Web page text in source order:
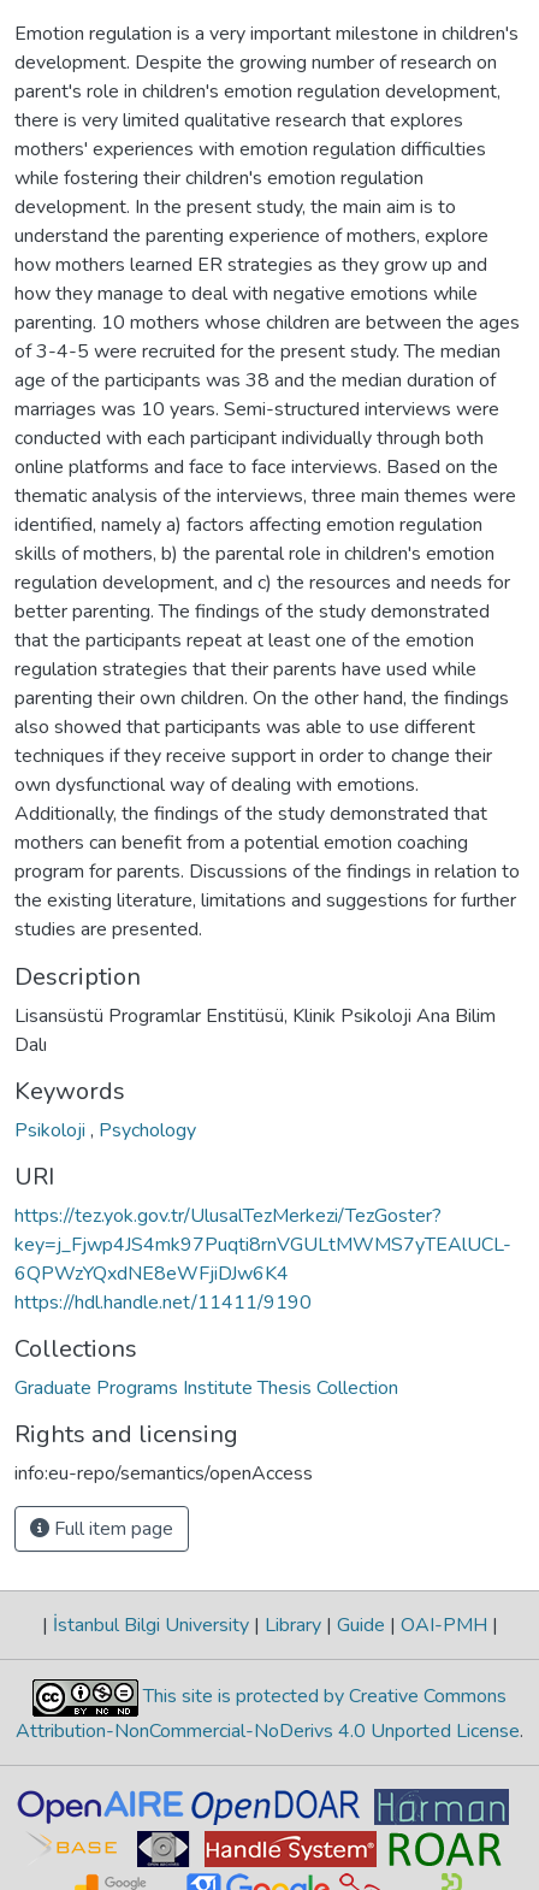
Emotion regulation is a very important milestone in children's
development. Despite the growing number of research on
parent's role in children's emotion regulation development,
there is very limited qualitative research that explores
mothers' experiences with emotion regulation difficulties
while fostering their children's emotion regulation
development. In the present study, the main aim is to
understand the parenting experience of mothers, explore
how mothers learned ER strategies as they grow up and
how they manage to deal with negative emotions while
parenting. 10 mothers whose children are between the ages
of 3-4-5 were recruited for the present study. The median
age of the participants was 38 and the median duration of
marriages was 10 years. Semi-structured interviews were
conducted with each participant individually through both
online platforms and face to face interviews. Based on the
thematic analysis of the interviews, three main themes were
identified, namely a) factors affecting emotion regulation
skills of mothers, b) the parental role in children's emotion
regulation development, and c) the resources and needs for
better parenting. The findings of the study demonstrated
that the participants repeat at least one of the emotion
regulation strategies that their parents have used while
parenting their own children. On the other hand, the findings
also showed that participants was able to use different
techniques if they receive support in order to change their
own dysfunctional way of dealing with emotions.
Additionally, the findings of the study demonstrated that
mothers can benefit from a potential emotion coaching
program for parents. Discussions of the findings in relation to
the existing literature, limitations and suggestions for further
studies are presented.
Description
Lisansüstü Programlar Enstitüsü, Klinik Psikoloji Ana Bilim
Keywords
Psikoloji , Psychology
URI
https://tez.yok.gov.tr/UlusalTezMerkezi/TezGoster?
key=j_Fjwp4JS4mk97Puqti8rnVGULtMWMS7yTEAlUCL-
6QPWzYQxdNE8eWFjiDJw6K4
https://hdl.handle.net/11411/9190
Collections
Graduate Programs Institute Thesis Collection
Rights and licensing
info:eu-repo/semantics/openAccess
Full item page
| İstanbul Bilgi University | Library | Guide | OAI-PMH |
This site is protected by Creative Commons
Attribution-NonCommercial-NoDerivs 4.0 Unported License.